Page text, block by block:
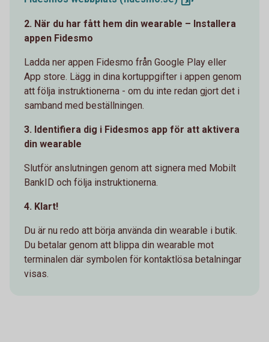
2. När du har fått hem din wearable – Installera
appen Fidesmo
Ladda ner appen Fidesmo från Google Play eller
App store. Lägg in dina kortuppgifter i appen genom
att följa instruktionerna - om du inte redan gjort det i
samband med beställningen.
3. Identifiera dig i Fidesmos app för att aktivera
din wearable
Slutför anslutningen genom att signera med Mobilt
BankID och följa instruktionerna.
4. Klart!
Du är nu redo att börja använda din wearable i butik.
Du betalar genom att blippa din wearable mot
terminalen där symbolen för kontaktlösa betalningar
visas.